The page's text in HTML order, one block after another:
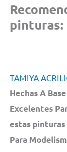
pinturas:
TAMIYA
Hechas A
Excelentes
estas pinturas
Para